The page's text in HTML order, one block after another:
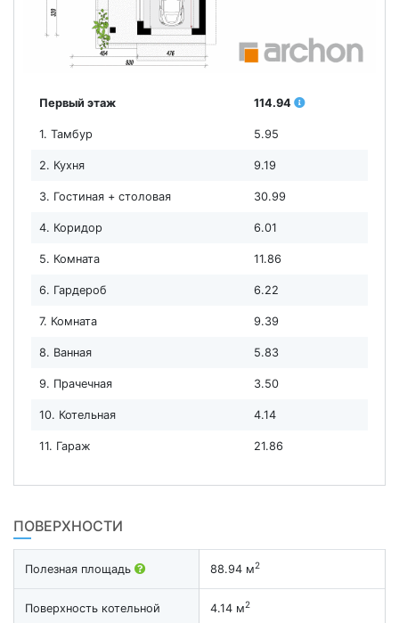
Первый этаж 114.94
1. Тамбур 5.95
2. Кухня 9.19
3. Гостиная + столовая 30.99
4. Коридор 6.01
5. Комната 11.86
6. Гардероб 6.22
7. Комната 9.39
8. Ванная 5.83
9. Прачечная 3.50
10. Котельная 4.14
11. Гараж 21.86
ПОВЕРХНОСТИ
Полезная площадь 88.94 м2
Поверхность котельной 4.14 м2